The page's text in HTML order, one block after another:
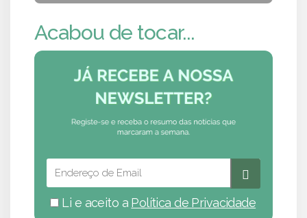
Acabou de tocar...
Li e aceito a Política de Privacidade